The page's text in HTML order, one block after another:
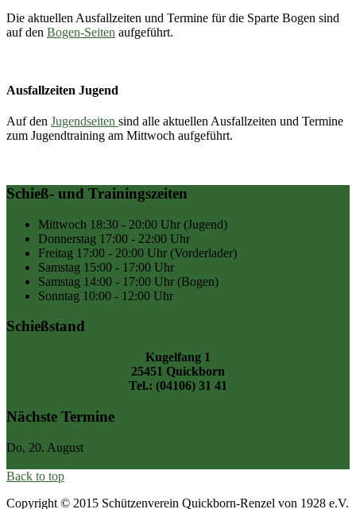
Die aktuellen Ausfallzeiten und Termine für die Sparte Bogen sind
auf den Bogen-Seiten aufgeführt.
Ausfallzeiten Jugend
Auf den Jugendseiten sind alle aktuellen Ausfallzeiten und Termine
zum Jugendtraining am Mittwoch aufgeführt.
Schieß- und Trainingszeiten
Mittwoch 18:30 - 20:00 Uhr (Jugend)
Donnerstag 17:00 - 22:00 Uhr
Freitag 17:00 - 20:00 Uhr (Vorderlader)
Samstag 15:00 - 17:00 Uhr
Samstag 14:00 - 17:00 Uhr (Bogen)
Sonntag 10:00 - 12:00 Uhr
Schießstand
Kugelfang 1
25451 Quickborn
Tel.: (04106) 31 41
Nächste Termine
Do, 20. August
Back to top
Copyright © 2015 Schützenverein Quickborn-Renzel von 1928 e.V.